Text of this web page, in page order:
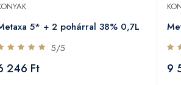
5* + 2 pohárral 38% 0,7L
5/5
246 Ft 9